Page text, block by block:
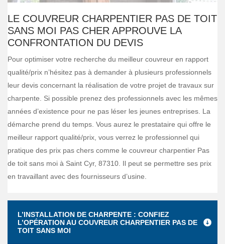
LE COUVREUR CHARPENTIER PAS DE TOIT
SANS MOI PAS CHER APPROUVE LA
CONFRONTATION DU DEVIS
Pour optimiser votre recherche du meilleur couvreur en rapport
qualité/prix n’hésitez pas à demander à plusieurs professionnels
leur devis concernant la réalisation de votre projet de travaux sur
charpente. Si possible prenez des professionnels avec les mêmes
années d’existence pour ne pas léser les jeunes entreprises. La
démarche prend du temps. Vous aurez le prestataire qui offre le
meilleur rapport qualité/prix, vous verrez le professionnel qui
pratique des prix pas chers comme le couvreur charpentier Pas
de toit sans moi à Saint Cyr, 87310. Il peut se permettre ses prix
en travaillant avec des fournisseurs d’usine.
L’INSTALLATION DE CHARPENTE : CONFIEZ
L’OPÉRATION AU COUVREUR CHARPENTIER PAS DE
TOIT SANS MOI